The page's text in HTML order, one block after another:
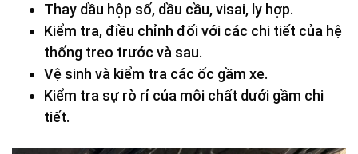
Thay dầu hộp số, dầu cầu, visai, ly hợp.
Kiểm tra, điều chỉnh đối với các chi tiết của hệ
thống treo trước và sau.
Vệ sinh và kiểm tra các ốc gầm xe.
Kiểm tra sự rò rỉ của môi chất dưới gầm chi
tiết.